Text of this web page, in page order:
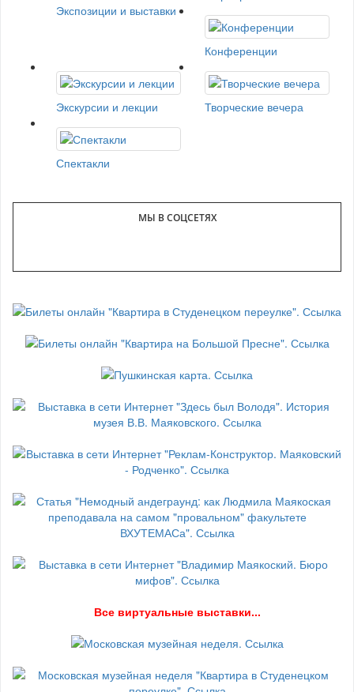
Экспозиции и выставки
Конференции
Экскурсии и лекции Творческие вечера
Спектакли
МЫ В СОЦСЕТЯХ
Все виртуальные выставки...